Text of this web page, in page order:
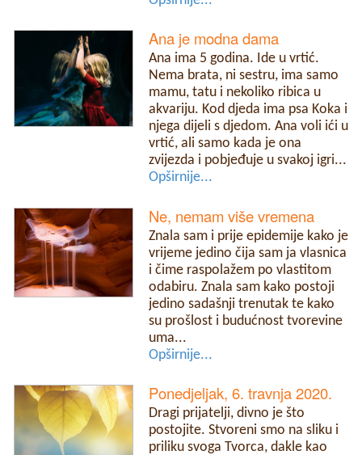
Ana je modna dama
Ana ima 5 godina. Ide u vrtić.
Nema brata, ni sestru, ima samo
mamu, tatu i nekoliko ribica u
akvariju. Kod djeda ima psa Koka i
njega dijeli s djedom. Ana voli ići u
vrtić, ali samo kada je ona
zvijezda i pobjeđuje u svakoj igri...
Opširnije...
Ne, nemam više vremena
Znala sam i prije epidemije kako je
vrijeme jedino čija sam ja vlasnica
i čime raspolažem po vlastitom
odabiru. Znala sam kako postoji
jedino sadašnji trenutak te kako
su prošlost i budućnost tvorevine
uma...
Opširnije...
Ponedjeljak, 6. travnja 2020.
Dragi prijatelji, divno je što
postojite. Stvoreni smo na sliku i
priliku svoga Tvorca, dakle kao